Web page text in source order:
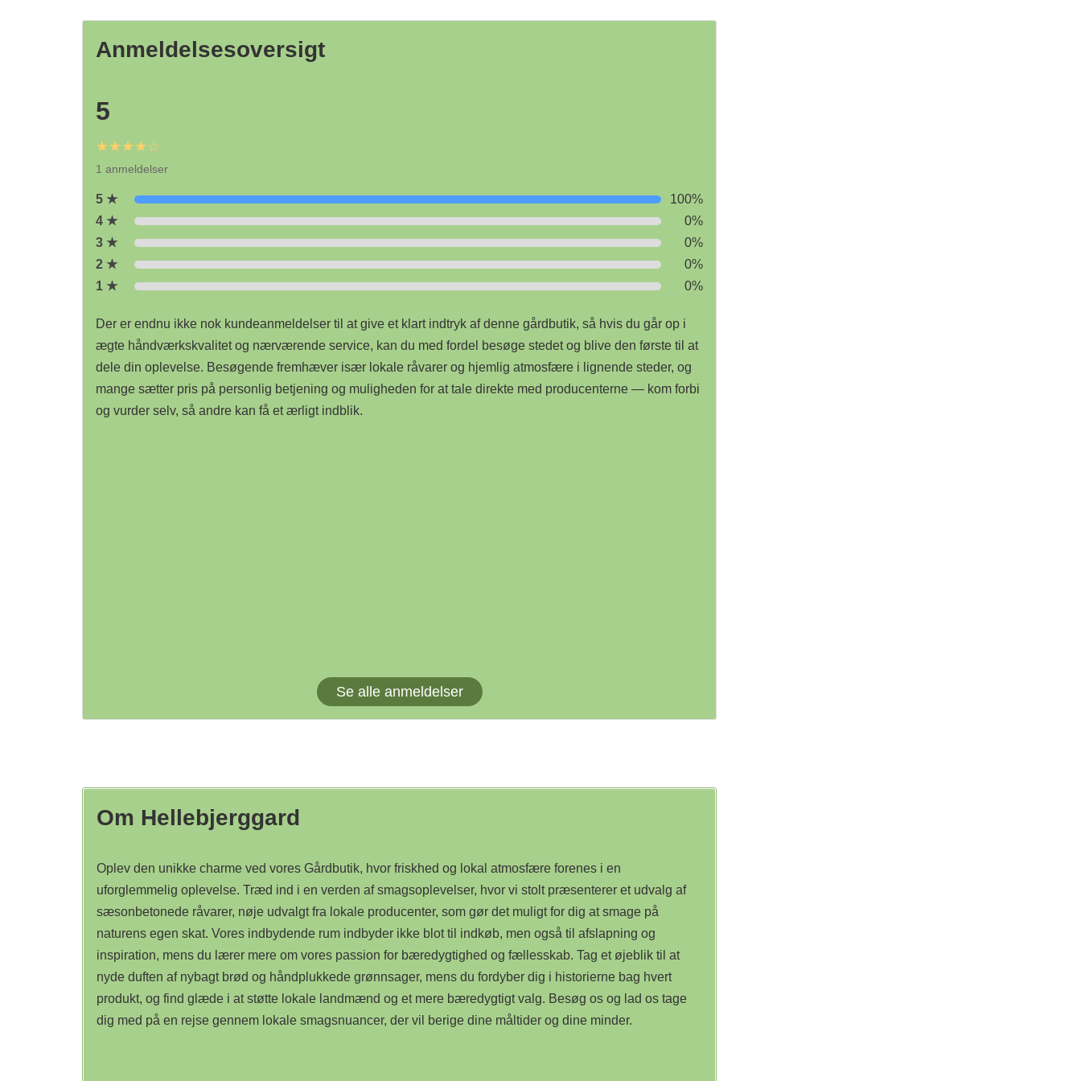
Anmeldelsesoversigt
5
★★★★☆
1 anmeldelser
5 ★
100%
4 ★
0%
3 ★
0%
2 ★
0%
1 ★
0%
Der er endnu ikke nok kundeanmeldelser til at give et klart indtryk af denne gårdbutik, så hvis du går op i
ægte håndværkskvalitet og nærværende service, kan du med fordel besøge stedet og blive den første til at
dele din oplevelse. Besøgende fremhæver især lokale råvarer og hjemlig atmosfære i lignende steder, og
mange sætter pris på personlig betjening og muligheden for at tale direkte med producenterne — kom forbi
og vurder selv, så andre kan få et ærligt indblik.
Se alle anmeldelser
Om Hellebjerggard
Oplev den unikke charme ved vores Gårdbutik, hvor friskhed og lokal atmosfære forenes i en
uforglemmelig oplevelse. Træd ind i en verden af smagsoplevelser, hvor vi stolt præsenterer et udvalg af
sæsonbetonede råvarer, nøje udvalgt fra lokale producenter, som gør det muligt for dig at smage på
naturens egen skat. Vores indbydende rum indbyder ikke blot til indkøb, men også til afslapning og
inspiration, mens du lærer mere om vores passion for bæredygtighed og fællesskab. Tag et øjeblik til at
nyde duften af nybagt brød og håndplukkede grønnsager, mens du fordyber dig i historierne bag hvert
produkt, og find glæde i at støtte lokale landmænd og et mere bæredygtigt valg. Besøg os og lad os tage
dig med på en rejse gennem lokale smagsnuancer, der vil berige dine måltider og dine minder.